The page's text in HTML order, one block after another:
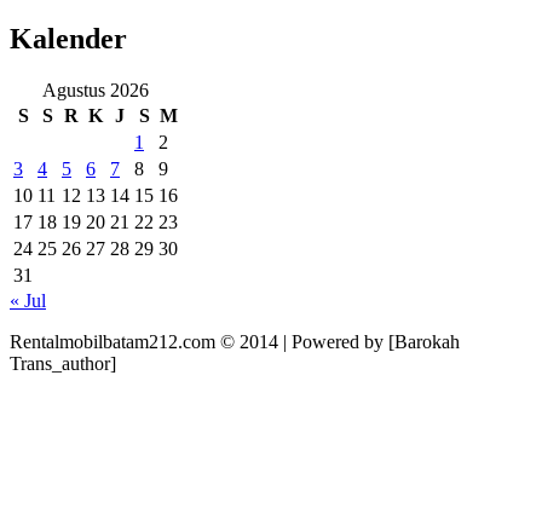
Kalender
Agustus 2026
S
S R K J S M
1
2
3
4 5 6 7 8
9
10 11 12 13 14 15 16
17 18 19 20 21 22 23
24 25 26 27 28 29 30
31
« Jul
Rentalmobilbatam212.com © 2014 | Powered by [Barokah
Trans_author]